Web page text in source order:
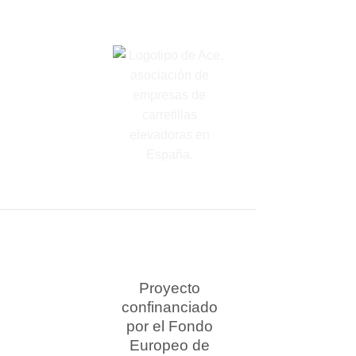
Proyecto
confinanciado
por el Fondo
Europeo de